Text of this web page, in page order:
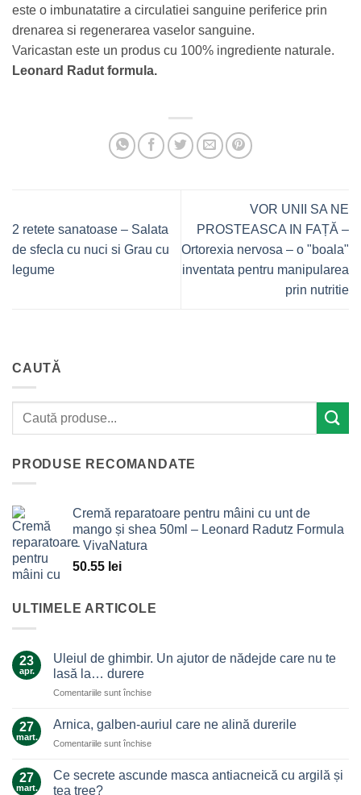
este o imbunatatire a circulatiei sanguine periferice prin
drenarea si regenerarea vaselor sanguine.
Varicastan este un produs cu 100% ingrediente naturale.
Leonard Radut formula.
2 retete sanatoase – Salata
de sfecla cu nuci si Grau cu
legume
VOR UNII SA NE
PROSTEASCA IN FAȚĂ –
Ortorexia nervosa – o "boala"
inventata pentru manipularea
prin nutritie
CAUTĂ
PRODUSE RECOMANDATE
Cremă reparatoare pentru mâini cu unt de
mango și shea 50ml – Leonard Radutz Formula
– VivaNatura
50.55 lei
ULTIMELE ARTICOLE
23
apr.
Uleiul de ghimbir. Un ajutor de nădejde care nu te
lasă la… durere
Comentariile sunt închisepentru
de
Un
de
27
mart.
Arnica, galben-auriul care ne alină durerile
Comentariile sunt închisepentru
galben-
27
mart.
Ce secrete ascunde masca antiacneică cu argilă și
tea tree?